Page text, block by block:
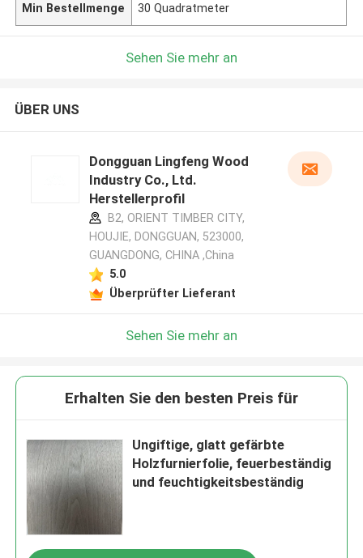
Min Bestellmenge 30 Quadratmeter
Sehen Sie mehr an
ÜBER UNS
Dongguan Lingfeng Wood
Industry Co., Ltd.
Herstellerprofil
B2, ORIENT TIMBER CITY,
HOUJIE, DONGGUAN, 523000,
GUANGDONG, CHINA ,China
5.0
Überprüfter Lieferant
Sehen Sie mehr an
Erhalten Sie den besten Preis für
Ungiftige, glatt gefärbte
Holzfurnierfolie, feuerbeständig
und feuchtigkeitsbeständig